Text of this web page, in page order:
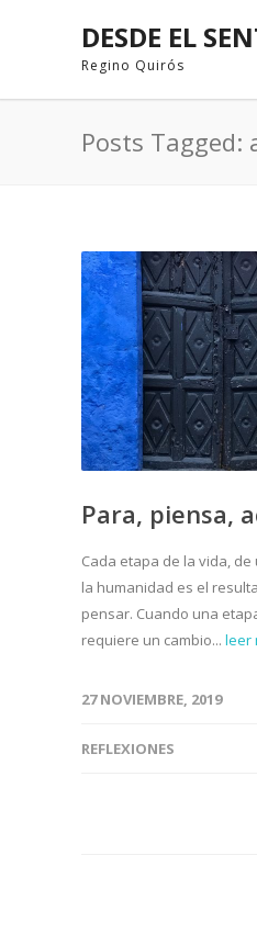
DESDE EL
Regino Quirós
Posts Tagged:
Para, piensa,
Cada etapa de la vida,
la humanidad es el
pensar. Cuando una
requiere un cambio... leer
27 NOVIEMBRE, 2019
REFLEXIONES